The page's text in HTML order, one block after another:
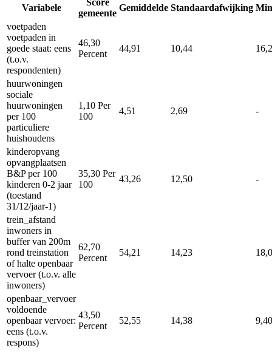
Variabele
Score
gemeente
Gemiddelde Standaardafwijking
voetpaden
voetpaden in
goede staat: eens
(t.o.v.
respondenten)
46,30
Percent
44,91 10,44
huurwoningen
sociale
huurwoningen
per 100
particuliere
huishoudens
1,10 Per
100
4,51 2,69 -
kinderopvang
opvangplaatsen
B&P per 100
kinderen 0-2 jaar
(toestand
31/12/jaar-1)
35,30 Per
100
43,26 12,50 -
trein_afstand
inwoners in
buffer van 200m
rond treinstation
of halte openbaar
vervoer (t.o.v. alle
inwoners)
62,70
Percent
54,21 14,23
openbaar_vervoer
voldoende
openbaar vervoer:
eens (t.o.v.
respons)
43,50
Percent
52,55 14,38 9,40